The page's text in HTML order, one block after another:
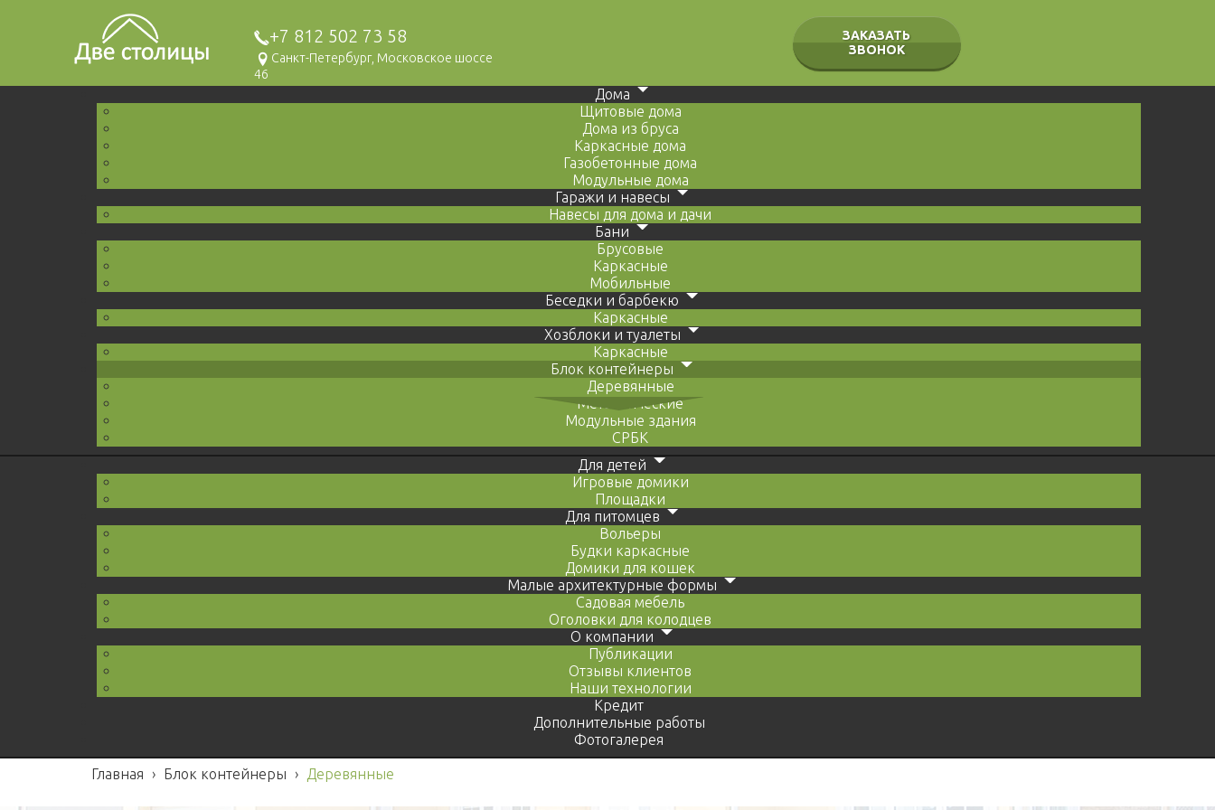
+7 812 502 73 58
Санкт-Петербург, Московское шоссе
46
ЗАКАЗАТЬ
ЗВОНОК
Дома
Щитовые дома
Дома из бруса
Каркасные дома
Газобетонные дома
Модульные дома
Гаражи и навесы
Навесы для дома и дачи
Бани
Брусовые
Каркасные
Мобильные
Беседки и барбекю
Каркасные
Хозблоки и туалеты
Каркасные
Блок контейнеры
Деревянные
Металлические
Модульные здания
СРБК
Для детей
Игровые домики
Площадки
Для питомцев
Вольеры
Будки каркасные
Домики для кошек
Малые архитектурные формы
Садовая мебель
Оголовки для колодцев
О компании
Публикации
Отзывы клиентов
Наши технологии
Кредит
Дополнительные работы
Фотогалерея
Главная › Блок контейнеры › Деревянные